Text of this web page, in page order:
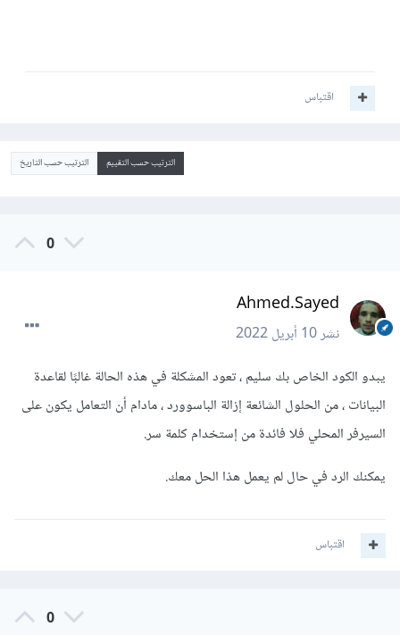
اقتباس
الترتيب حسب التقييم الترتيب حسب التاريخ
0
Ahmed.Sayed
نشر10 أبريل 2022
يبدو الكود الخاص بك سليم ، تعود المشكلة في هذه الحالة غالبًا لقاعدة
البيانات ، من الحلول الشائعة إزالة الباسوورد ، مادام أن التعامل يكون على
السيرفر المحلي فلا فائدة من إستخدام كلمة سر.
يمكنك الرد في حال لم يعمل هذا الحل معك.
اقتباس
0